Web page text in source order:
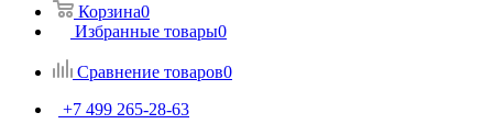
Корзина0
Избранные товары0
Сравнение товаров0
+7 499 265-28-63